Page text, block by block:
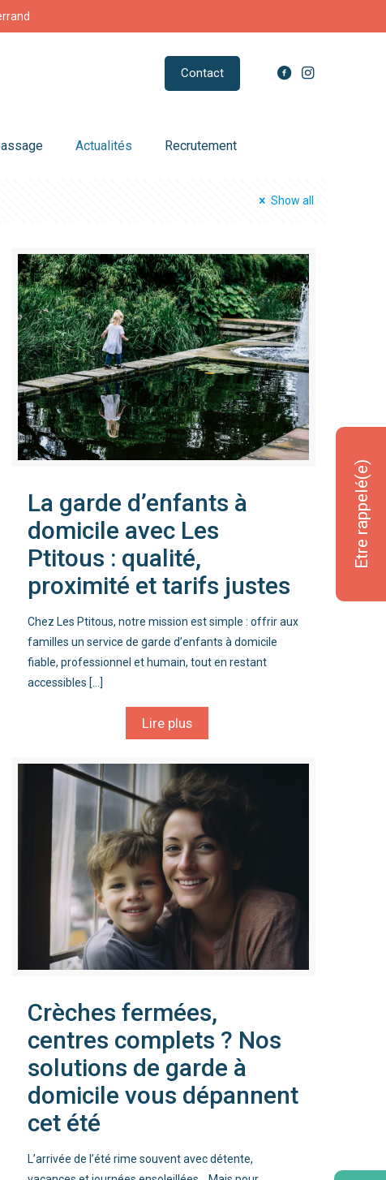
Etre rappelé(e)
Contact
Actualités Recrutement
Show all
La garde d’enfants à
domicile avec Les
Ptitous : qualité,
proximité et tarifs justes
Chez Les Ptitous, notre mission est simple : offrir aux
familles un service de garde d’enfants à domicile
fiable, professionnel et humain, tout en restant
accessibles […]
Lire plus
Crèches fermées,
centres complets ? Nos
solutions de garde à
domicile vous dépannent
cet été
L’arrivée de l’été rime souvent avec détente,